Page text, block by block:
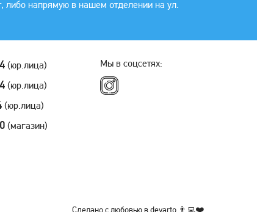
либо напрямую в нашем отделении на ул.
(юр.лица)
(юр.лица)
(юр.лица)
(магазин)
Мы в соцсетях: